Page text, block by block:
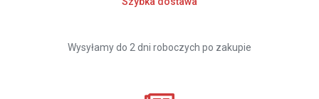
Wysyłamy do 2 dni roboczych po zakupie